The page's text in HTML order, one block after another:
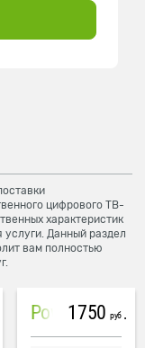
цифрового ТВ-
характеристик
услуги. Данный раздел
вам полностью
PowerLine TP-Link AV600
1750 руб